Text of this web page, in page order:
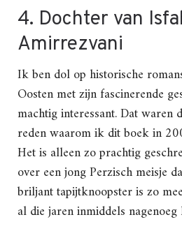
4. Dochter van
Amirrezvani
Ik ben dol op historische
Oosten met zijn fascinerende
machtig interessant. Dat waren
reden waarom ik dit boek in
Het is alleen zo prachtig
over een jong Perzisch meisje
briljant tapijtknoopster is zo
al die jaren inmiddels